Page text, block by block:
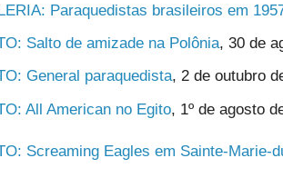
Paraquedistas brasileiros em
Salto de amizade na Polônia, 30 de
General paraquedista, 2 de outubro
All American no Egito, 1º de agosto
Screaming Eagles em Sainte-Marie-